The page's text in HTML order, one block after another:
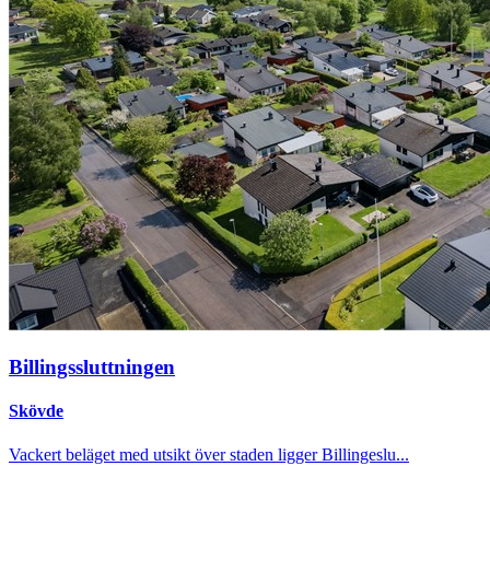
Billingssluttningen
Skövde
Vackert beläget med utsikt över staden ligger Billingeslu...